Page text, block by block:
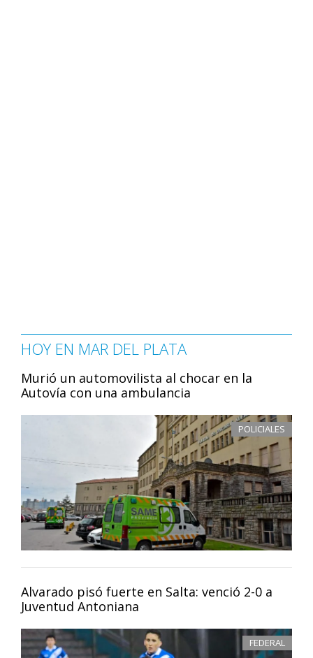
HOY EN MAR DEL PLATA
Murió un automovilista al chocar en la
Autovía con una ambulancia
POLICIALES
Alvarado pisó fuerte en Salta: venció 2-0 a
Juventud Antoniana
FEDERAL